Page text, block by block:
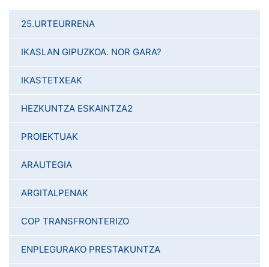
25.URTEURRENA
IKASLAN GIPUZKOA. NOR GARA?
IKASTETXEAK
HEZKUNTZA ESKAINTZA2
PROIEKTUAK
ARAUTEGIA
ARGITALPENAK
COP TRANSFRONTERIZO
ENPLEGURAKO PRESTAKUNTZA